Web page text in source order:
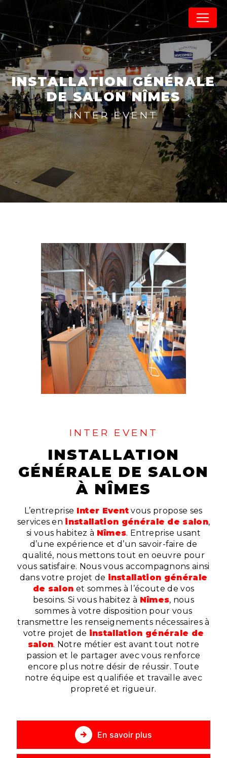
INSTALLATION GÉNÉRALE
DE SALON NÎMES
INTER EVENT
INTER EVENT
INSTALLATION
GÉNÉRALE DE SALON
À NÎMES
L’entreprise Inter Event vous propose ses
services en installation générale de salon,
si vous habitez à Nîmes. Entreprise usant
d’une expérience et d’un savoir-faire de
qualité, nous mettons tout en oeuvre pour
vous satisfaire. Nous vous accompagnons ainsi
dans votre projet de installation générale
de salon et sommes à l’écoute de vos
besoins. Si vous habitez à Nîmes, nous
sommes à votre disposition pour vous
transmettre les renseignements nécessaires à
votre projet de installation générale de
salon. Notre métier est avant tout notre
passion et le partager avec vous renforce
encore plus notre désir de réussir. Toute
notre équipe est qualifiée et travaille avec
propreté et rigueur.
En savoir plus
Panneau de gestion des cookies